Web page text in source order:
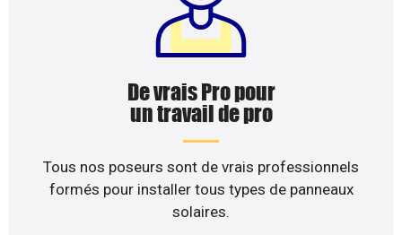
De vrais Pro pour
un travail de pro
Tous nos poseurs sont de vrais professionnels
formés pour installer tous types de panneaux
solaires.